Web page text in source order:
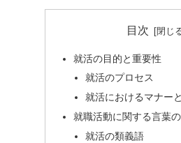
目次
就活の目的と重要性
就活のプロセス
就活におけるマナー
就職活動に関する言葉
就活の類義語